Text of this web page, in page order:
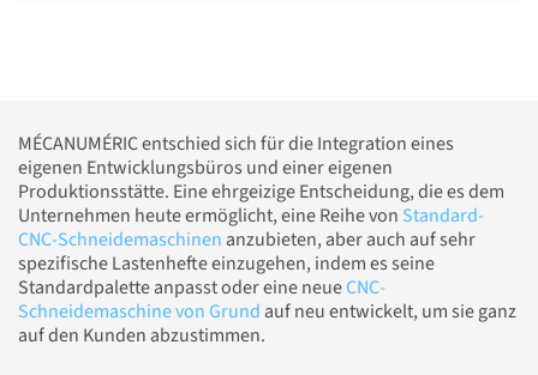
MÉCANUMÉRIC entschied sich für die Integration eines
eigenen Entwicklungsbüros und einer eigenen
Produktionsstätte. Eine ehrgeizige Entscheidung, die es dem
Unternehmen heute ermöglicht, eine Reihe von Standard-
CNC-Schneidemaschinen anzubieten, aber auch auf sehr
spezifische Lastenhefte einzugehen, indem es seine
Standardpalette anpasst oder eine neueCNC-
Schneidemaschine von Grund auf neu entwickelt, um sie ganz
auf den Kunden abzustimmen.